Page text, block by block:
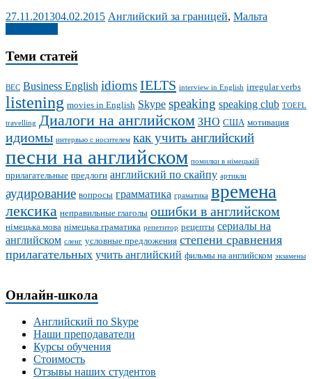
27.11.201304.02.2015 Английский за границей, Мальта
Теми статей
BEC Business English idiomsIELTS interview in English irregular verbs
listening movies in English Skype speaking speaking club TOEFL
travelling Диалоги на английском ЗНО США мотивация
идиомы интервью с носителем как учить английский
песни на английском помилки в німецькій
прилагательные предлоги английский по скайпу артикли
аудирование вопросы грамматика граматика времена
лексика неправильные глаголы ошибки в английском
німецька мова німецька граматика репетитор рецепты сериалы на
английском сленг условные предложения степени сравнения
прилагательных учить английский фильмы на английском экзамены
Онлайн-школа
Английский по Skype
Наши преподаватели
Курсы обучения
Стоимость
Отзывы наших студентов